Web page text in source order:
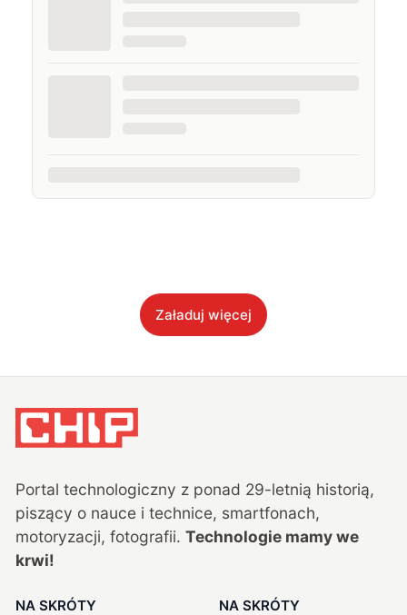
Załaduj więcej
Portal technologiczny z ponad 29-letnią historią,
piszący o nauce i technice, smartfonach,
motoryzacji, fotografii. Technologie mamy we
krwi!
NA SKRÓTY NA SKRÓTY